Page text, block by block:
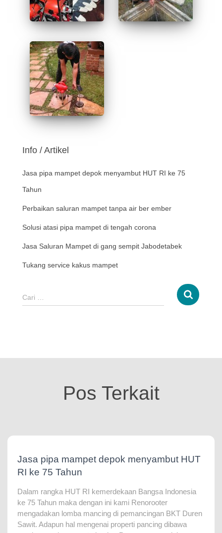
Info / Artikel
Jasa pipa mampet depok menyambut HUT RI ke 75
Tahun
Perbaikan saluran mampet tanpa air ber ember
Solusi atasi pipa mampet di tengah corona
Jasa Saluran Mampet di gang sempit Jabodetabek
Tukang service kakus mampet
Cari …
Pos Terkait
Jasa pipa mampet depok menyambut HUT
RI ke 75 Tahun
Dalam rangka HUT RI kemerdekaan Bangsa Indonesia
ke 75 Tahun maka dengan ini kami Renorooter
mengadakan lomba mancing di pemancingan BKT Duren
Sawit. Adapun hal mengenai properti pancing dibawa